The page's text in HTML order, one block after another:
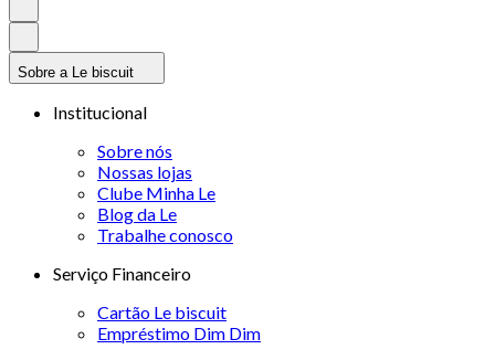
Sobre a Le biscuit
Institucional
Sobre nós
Nossas lojas
Clube Minha Le
Blog da Le
Trabalhe conosco
Serviço Financeiro
Cartão Le biscuit
Empréstimo Dim Dim